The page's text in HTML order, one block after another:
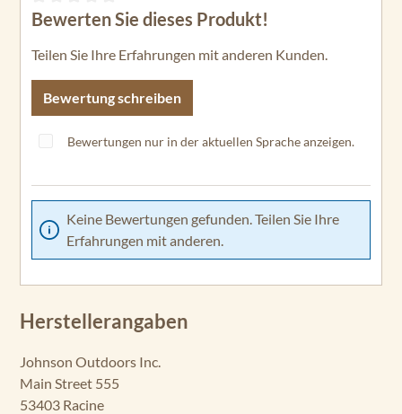
Durchschnittliche Bewertung von 0 von 5 Sternen
Bewerten Sie dieses Produkt!
Teilen Sie Ihre Erfahrungen mit anderen Kunden.
Bewertung schreiben
Bewertungen nur in der aktuellen Sprache anzeigen.
Keine Bewertungen gefunden. Teilen Sie Ihre
Erfahrungen mit anderen.
Herstellerangaben
Johnson Outdoors Inc.
Main Street 555
53403 Racine